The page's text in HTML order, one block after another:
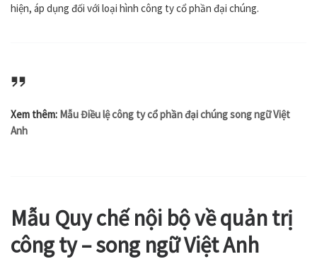
hiện, áp dụng đối với loại hình công ty cổ phần đại chúng.
Xem thêm: Mẫu Điều lệ công ty cổ phần đại chúng song ngữ Việt
Anh
Mẫu Quy chế nội bộ về quản trị
công ty – song ngữ Việt Anh